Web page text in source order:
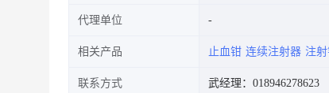
代理单位
相关产品 止血钳 连续注射器 注
联系方式 武经理：018946278623